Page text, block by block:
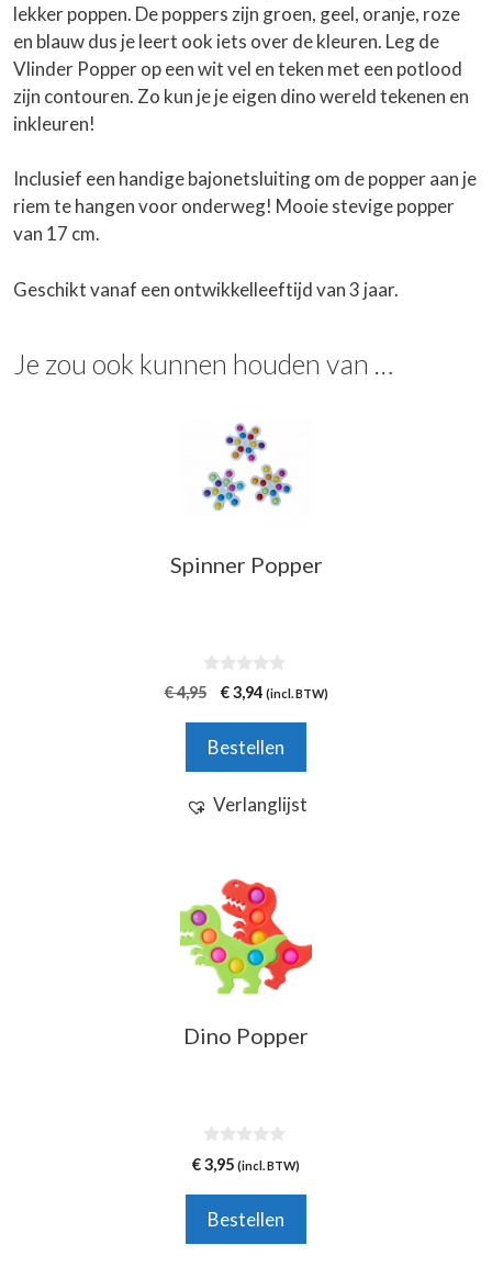
lekker poppen. De poppers zijn groen, geel, oranje, roze
en blauw dus je leert ook iets over de kleuren. Leg de
Vlinder Popper op een wit vel en teken met een potlood
zijn contouren. Zo kun je je eigen dino wereld tekenen en
inkleuren!
Inclusief een handige bajonetsluiting om de popper aan je
riem te hangen voor onderweg! Mooie stevige popper
van 17 cm.
Geschikt vanaf een ontwikkelleeftijd van 3 jaar.
Je zou ook kunnen houden van …
Spinner Popper
0
v
5
€4,95
Oorspronkelijke
was:
€ 4,95.
€3,94Huidige
is:
€ 3,94.
(incl. BTW)
Bestellen
Verlanglijst
Dino Popper
0
v
5
€3,95 (incl. BTW)
Bestellen